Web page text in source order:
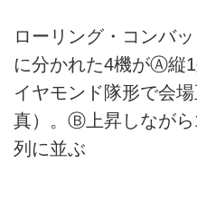
ローリング・コンバ
に分かれた4機がⒶ縦
イヤモンド隊形で会
真）。Ⓑ上昇しなが
列に並ぶ